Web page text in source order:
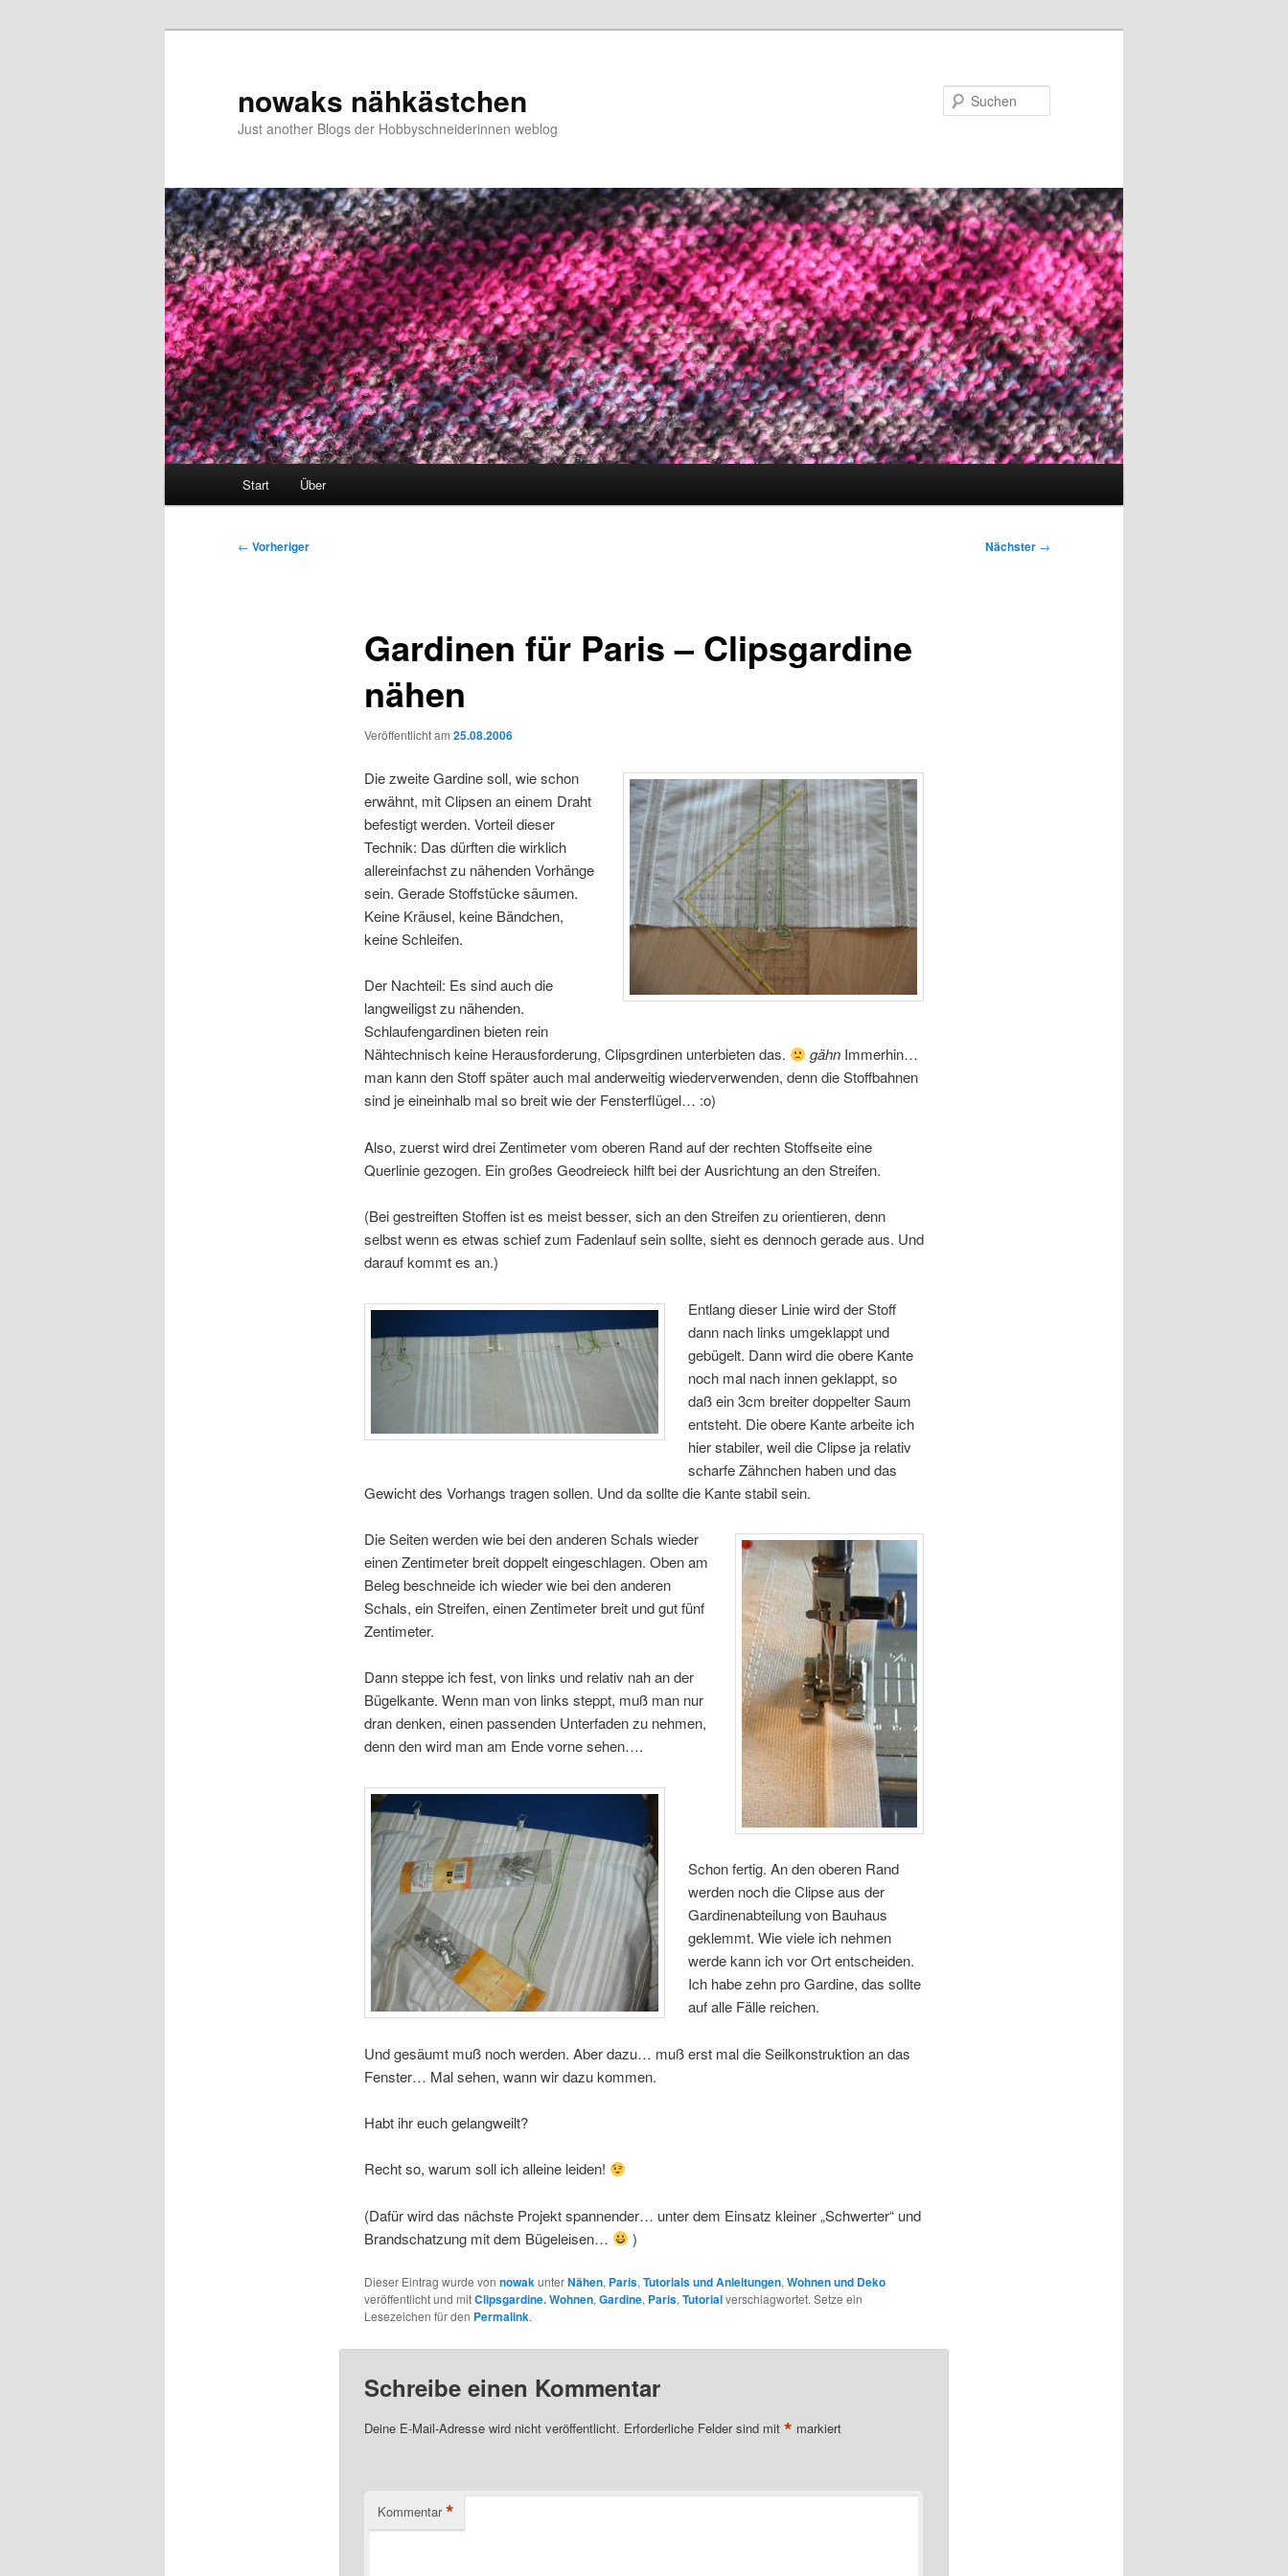
nowaks nähkästchen
Just another Blogs der Hobbyschneiderinnen weblog
Start Über
Beitragsnavigation
← Vorheriger Nächster →
Gardinen für Paris – Clipsgardine
nähen
Veröffentlicht am 25.08.2006
Die zweite Gardine soll, wie schon
erwähnt, mit Clipsen an einem Draht
befestigt werden. Vorteil dieser
Technik: Das dürften die wirklich
allereinfachst zu nähenden Vorhänge
sein. Gerade Stoffstücke säumen.
Keine Kräusel, keine Bändchen,
keine Schleifen.
Der Nachteil: Es sind auch die
langweiligst zu nähenden.
Schlaufengardinen bieten rein
Nähtechnisch keine Herausforderung, Clipsgrdinen unterbieten das.
gähnImmerhin…
man kann den Stoff später auch mal anderweitig wiederverwenden, denn die Stoffbahnen
sind je eineinhalb mal so breit wie der Fensterflügel… :o)
Also, zuerst wird drei Zentimeter vom oberen Rand auf der rechten Stoffseite eine
Querlinie gezogen. Ein großes Geodreieck hilft bei der Ausrichtung an den Streifen.
(Bei gestreiften Stoffen ist es meist besser, sich an den Streifen zu orientieren, denn
selbst wenn es etwas schief zum Fadenlauf sein sollte, sieht es dennoch gerade aus. Und
darauf kommt es an.)
Entlang dieser Linie wird der Stoff
dann nach links umgeklappt und
gebügelt. Dann wird die obere Kante
noch mal nach innen geklappt, so
daß ein 3cm breiter doppelter Saum
entsteht. Die obere Kante arbeite ich
hier stabiler, weil die Clipse ja relativ
scharfe Zähnchen haben und das
Gewicht des Vorhangs tragen sollen. Und da sollte die Kante stabil sein.
Die Seiten werden wie bei den anderen Schals wieder
einen Zentimeter breit doppelt eingeschlagen. Oben am
Beleg beschneide ich wieder wie bei den anderen
Schals, ein Streifen, einen Zentimeter breit und gut fünf
Zentimeter.
Dann steppe ich fest, von links und relativ nah an der
Bügelkante. Wenn man von links steppt, muß man nur
dran denken, einen passenden Unterfaden zu nehmen,
denn den wird man am Ende vorne sehen….
Schon fertig. An den oberen Rand
werden noch die Clipse aus der
Gardinenabteilung von Bauhaus
geklemmt. Wie viele ich nehmen
werde kann ich vor Ort entscheiden.
Ich habe zehn pro Gardine, das sollte
auf alle Fälle reichen.
Und gesäumt muß noch werden. Aber dazu… muß erst mal die Seilkonstruktion an das
Fenster… Mal sehen, wann wir dazu kommen.
Habt ihr euch gelangweilt?
Recht so, warum soll ich alleine leiden!
(Dafür wird das nächste Projekt spannender… unter dem Einsatz kleiner „Schwerter“ und
Brandschatzung mit dem Bügeleisen…
)
Dieser Eintrag wurde von nowakunterNähen, Paris, Tutorials und Anleitungen, Wohnen und Deko
veröffentlicht und mitClipsgardine. Wohnen, Gardine, Paris, Tutorialverschlagwortet. Setze ein
Lesezeichen für den Permalink.
Schreibe einen Kommentar
Deine E-Mail-Adresse wird nicht veröffentlicht. Erforderliche Felder sind mit * markiert
Kommentar *